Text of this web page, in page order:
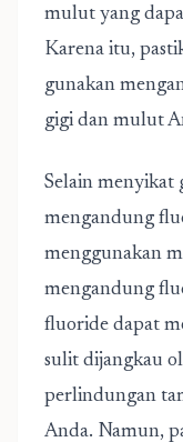
mulut yang
Karena itu,
gunakan
gigi dan mulut
Selain menyikat
mengandung
menggunakan
mengandung
fluoride dapat
sulit dijangkau
perlindungan
Anda. Namun,